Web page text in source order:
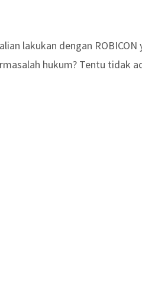
lakukan dengan
hukum? Tentu tidak